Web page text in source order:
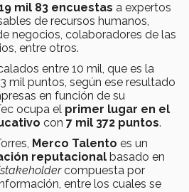
mil 83 encuestas a expertos
de recursos humanos,
negocios, colaboradores de las
entre otros.
entre 10 mil, que es la
mil puntos, según ese resultado
en función de su
ocupa el primer lugar en el
con 7 mil 372 puntos.
Merco Talento es un
reputacional basado en
compuesta por
entre los cuales se